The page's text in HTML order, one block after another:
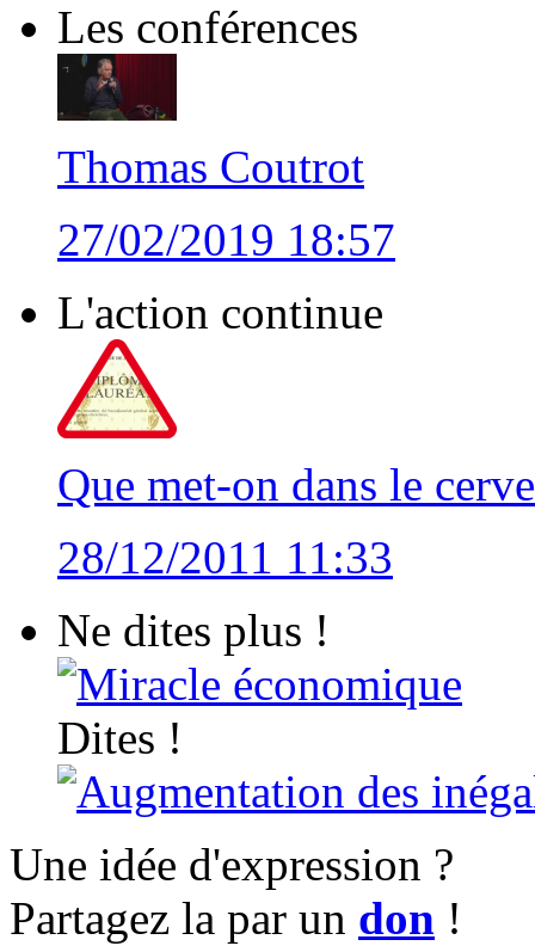
Les conférences
Thomas Coutrot
27/02/2019 18:57
L'action continue
Que met-on dans le
28/12/2011 11:33
Ne dites plus !
Miracle économique
Dites !
Augmentation des
Une idée d'expression ?
Partagez la par un don !